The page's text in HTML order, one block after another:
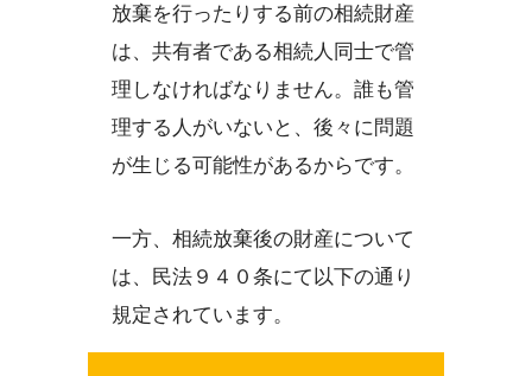
放棄を行ったりする前の相続財産
は、共有者である相続人同士で管
理しなければなりません。誰も管
理する人がいないと、後々に問題
が生じる可能性があるからです。
一方、相続放棄後の財産について
は、民法９４０条にて以下の通り
規定されています。